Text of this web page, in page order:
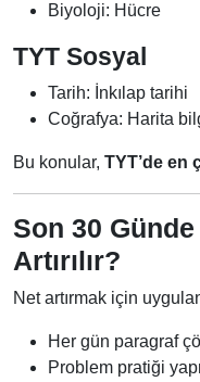
Biyoloji: Hücre
TYT Sosyal
Tarih: İnkılap tarihi
Coğrafya: Harita
Bu konular, TYT’de en
Son 30
Artırılır?
Net artırmak için
Her gün paragraf
Problem pratiği